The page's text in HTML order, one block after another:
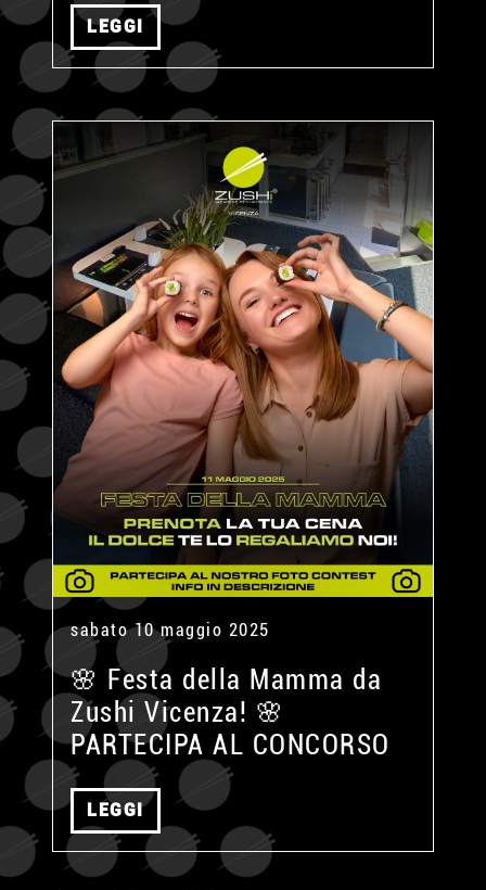
LEGGI
sabato 10 maggio 2025
🌸 Festa della Mamma da
Zushi Vicenza! 🌸
PARTECIPA AL CONCORSO
LEGGI